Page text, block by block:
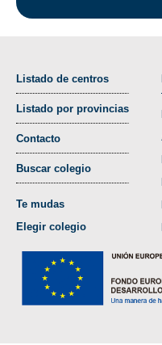
Listado de centros
Listado por provincias
Contacto
Buscar colegio
Te mudas
Elegir colegio